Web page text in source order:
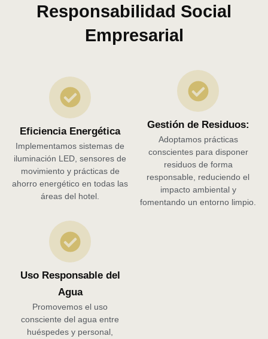
Responsabilidad Social
Empresarial
Eficiencia Energética
Implementamos sistemas de
iluminación LED, sensores de
movimiento y prácticas de
ahorro energético en todas las
áreas del hotel.
Gestión de Residuos:
Adoptamos prácticas
conscientes para disponer
residuos de forma
responsable, reduciendo el
impacto ambiental y
fomentando un entorno limpio.
Uso Responsable del
Agua
Promovemos el uso
consciente del agua entre
huéspedes y personal,